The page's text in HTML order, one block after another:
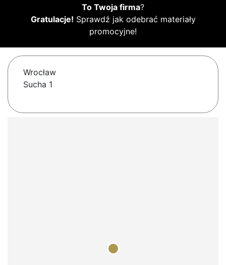
To Twoja firma?
Gratulacje! Sprawdź jak odebrać materiały
promocyjne!
Wrocław
Sucha 1